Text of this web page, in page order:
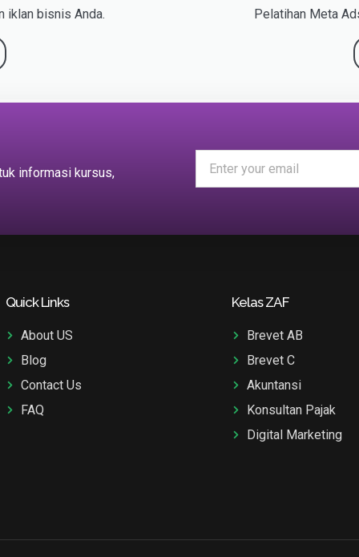
iklan bisnis Anda. Pelatihan Meta
informasi kursus,
Quick Links
About US
Blog
Contact Us
FAQ
Kelas ZAF
Brevet AB
Brevet C
Akuntansi
Konsultan Pajak
Digital Marketing